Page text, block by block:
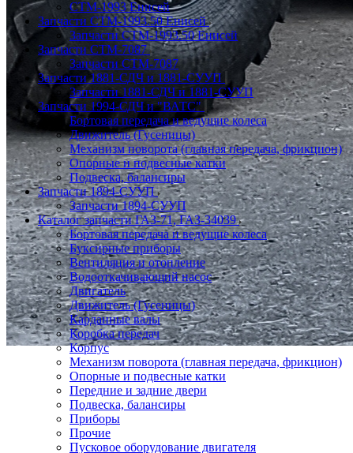
СТМ-1993 Енисей
Запчасти СТМ-1993.50 Енисей
Запчасти СТМ-1993.50 Енисей
Запчасти СТМ-7087
Запчасти СТМ-7087
Запчасти 1881-СДЧ и 1881-СУУП
Запчасти 1881-СДЧ и 1881-СУУП
Запчасти 1994-СДЧ и "ВАТС"
Бортовая передача и ведущие колеса
Движитель (Гусеницы)
Механизм поворота (главная передача, фрикцион)
Опорные и подвесные катки
Подвеска, балансиры
Запчасти 1894-СУУП
Запчасти 1894-СУУП
Каталог запчасти ГАЗ-71, ГАЗ-34039
Бортовая передача и ведущие колеса
Буксирные приборы
Вентиляция и отопление
Водооткачивающий насос
Двигатель
Движитель (Гусеницы)
Карданные валы
Коробка передач
Корпус
Механизм поворота (главная передача, фрикцион)
Опорные и подвесные катки
Передние и задние двери
Подвеска, балансиры
Приборы
Прочие
Пусковое оборудование двигателя